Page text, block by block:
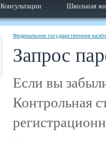
Консультации Школьная
Федеральное государственное
Запрос
Если вы
Контрольная